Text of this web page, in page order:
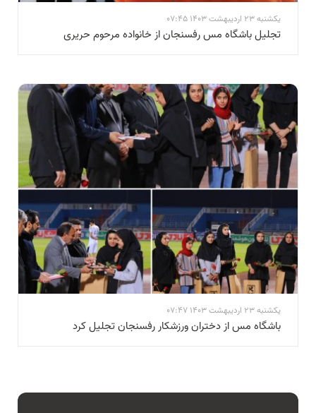
یکشنبه 23 اردیبهشت 1403 07:45
تجلیل باشگاه مس رفسنجان از خانواده مرحوم حریری
یکشنبه 23 اردیبهشت 1403 07:47
باشگاه مس از دختران ورزشکار رفسنجان تجلیل کرد